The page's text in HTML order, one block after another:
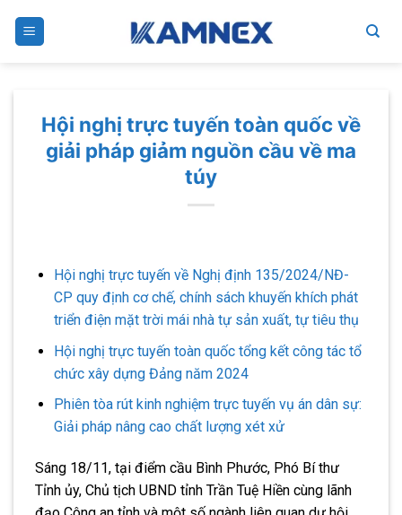
Hội nghị trực tuyến toàn quốc về
giải pháp giảm nguồn cầu về ma
túy
Hội nghị trực tuyến về Nghị định 135/2024/NĐ-
CP quy định cơ chế, chính sách khuyến khích phát
triển điện mặt trời mái nhà tự sản xuất, tự tiêu thụ
Hội nghị trực tuyến toàn quốc tổng kết công tác tổ
chức xây dựng Đảng năm 2024
Phiên tòa rút kinh nghiệm trực tuyến vụ án dân sự:
Giải pháp nâng cao chất lượng xét xử
Sáng 18/11, tại điểm cầu Bình Phước, Phó Bí thư
Tỉnh ủy, Chủ tịch UBND tỉnh Trần Tuệ Hiền cùng lãnh